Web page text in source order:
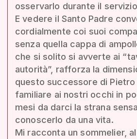
osservarlo durante il
E vedere il Santo Padre
cordialmente coi suoi
senza quella cappa di
che si solito si avverte ai
autorità”, rafforza la
questo successore di
familiare ai nostri occhi in
mesi da darci la strana
conoscerlo da una vita.
Mi racconta un sommelier,